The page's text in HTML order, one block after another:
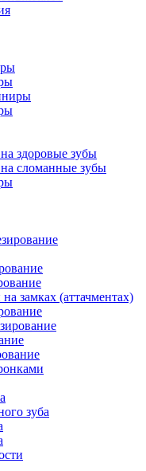
здоровые зубы
сломанные зубы
замках (аттачментах)
зуба